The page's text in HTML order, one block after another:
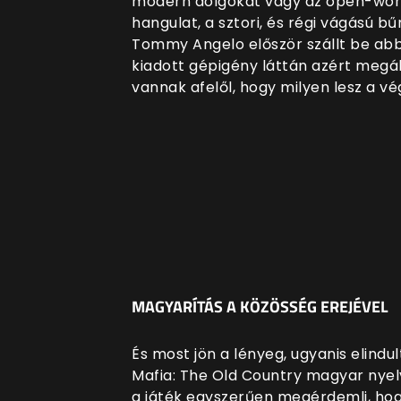
hangulat, a sztori, és régi vágású
Tommy Angelo először szállt be
kiadott gépigény láttán azért
vannak afelől, hogy milyen lesz a
MAGYARÍTÁS A KÖZÖSSÉG EREJÉVEL
És most jön a lényeg, ugyanis
Mafia: The Old Country magyar